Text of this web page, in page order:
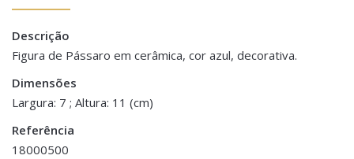
Descrição
Figura de Pássaro em cerâmica, cor azul, decorativa.
Dimensões
Largura: 7 ; Altura: 11 (cm)
Referência
18000500
Peso
Dimensões